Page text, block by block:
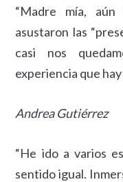
“Madre mía,
asustaron las
casi nos
experiencia que
Andrea Gutiérrez
“He ido a varios
sentido igual.